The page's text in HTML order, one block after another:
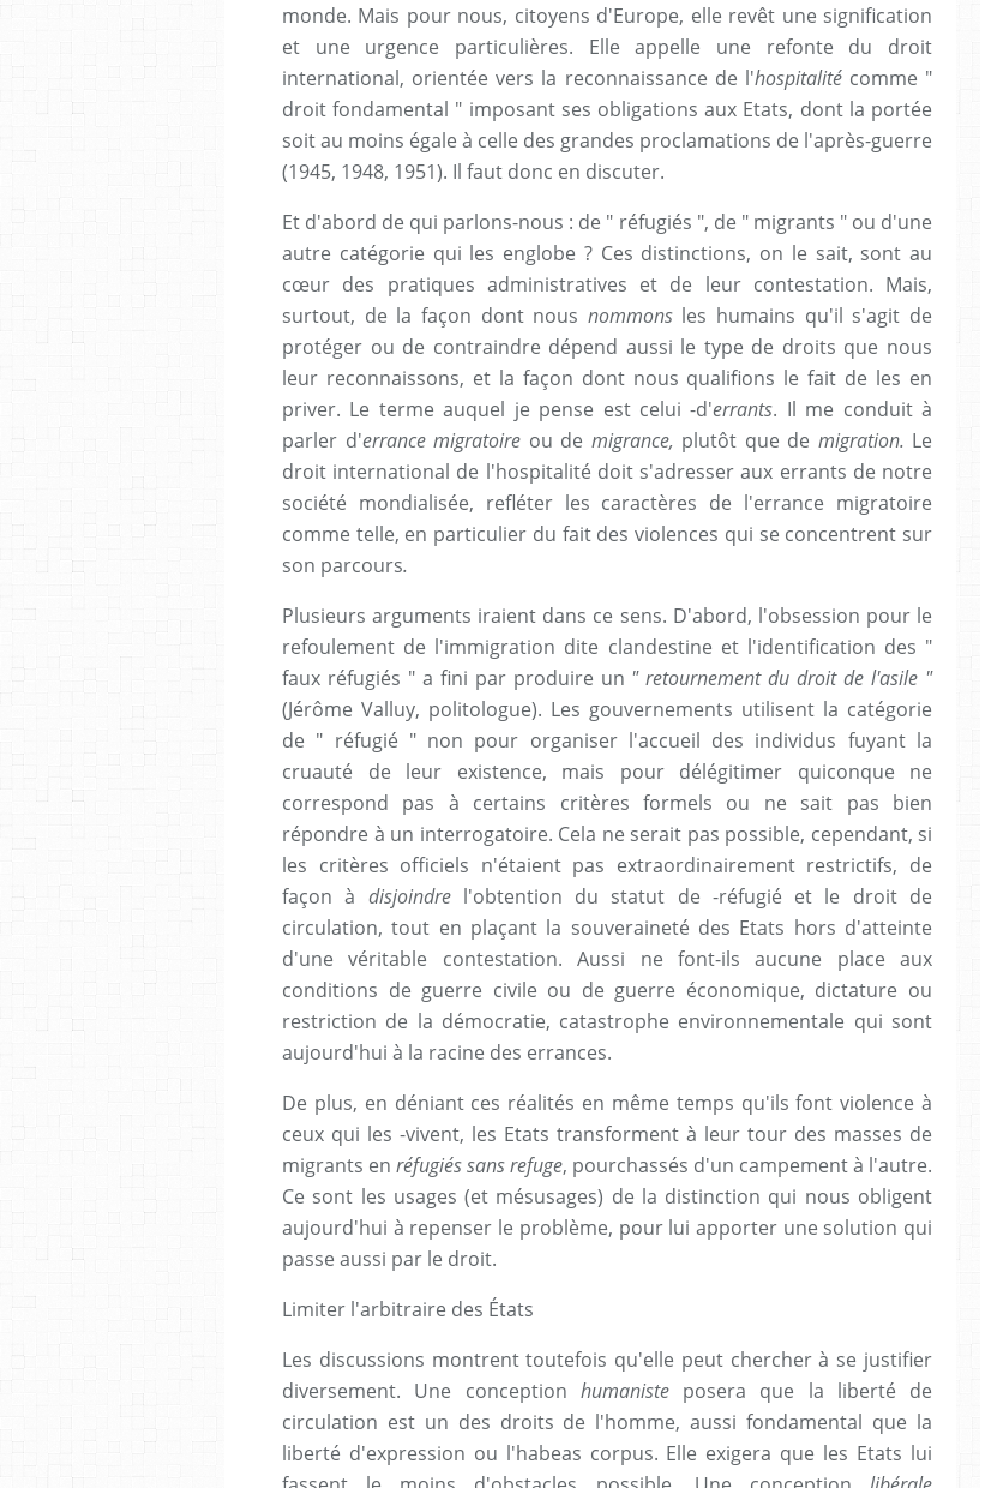
monde. Mais pour nous, citoyens d'Europe, elle revêt une signification
et une urgence particulières. Elle appelle une refonte du droit
international, orientée vers la reconnaissance de l'hospitalitécomme "
droit fondamental " imposant ses obligations aux Etats, dont la portée
soit au moins égale à celle des grandes proclamations de l'après-guerre
(1945, 1948, 1951). Il faut donc en discuter.
Et d'abord de qui parlons-nous : de " réfugiés ", de " migrants " ou d'une
autre catégorie qui les englobe ? Ces distinctions, on le sait, sont au
cœur des pratiques administratives et de leur contestation. Mais,
surtout, de la façon dont nous nommons les humains qu'il s'agit de
protéger ou de contraindre dépend aussi le type de droits que nous
leur reconnaissons, et la façon dont nous qualifions le fait de les en
priver. Le terme auquel je pense est celui -d'errants. Il me conduit à
parler d'errance migratoire ou de migrance, plutôt que de migration. Le
droit international de l'hospitalité doit s'adresser aux errants de notre
société mondialisée, refléter les caractères de l'errance migratoire
comme telle, en particulier du fait des violences qui se concentrent sur
son parcours.
Plusieurs arguments iraient dans ce sens. D'abord, l'obsession pour le
refoulement de l'immigration dite clandestine et l'identification des "
faux réfugiés " a fini par produire un " retournement du droit de l'asile "
(Jérôme Valluy, politologue). Les gouvernements utilisent la catégorie
de " réfugié " non pour organiser l'accueil des individus fuyant la
cruauté de leur existence, mais pour délégitimer quiconque ne
correspond pas à certains critères formels ou ne sait pas bien
répondre à un interrogatoire. Cela ne serait pas possible, cependant, si
les critères officiels n'étaient pas extraordinairement restrictifs, de
façon à disjoindre l'obtention du statut de -réfugié et le droit de
circulation, tout en plaçant la souveraineté des Etats hors d'atteinte
d'une véritable contestation. Aussi ne font-ils aucune place aux
conditions de guerre civile ou de guerre économique, dictature ou
restriction de la démocratie, catastrophe environnementale qui sont
aujourd'hui à la racine des errances.
De plus, en déniant ces réalités en même temps qu'ils font violence à
ceux qui les -vivent, les Etats transforment à leur tour des masses de
migrants en réfugiés sans refuge, pourchassés d'un campement à l'autre.
Ce sont les usages (et mésusages) de la distinction qui nous obligent
aujourd'hui à repenser le problème, pour lui apporter une solution qui
passe aussi par le droit.
Limiter l'arbitraire des États
Les discussions montrent toutefois qu'elle peut chercher à se justifier
diversement. Une conception humanisteposera que la liberté de
circulation est un des droits de l'homme, aussi fondamental que la
liberté d'expression ou l'habeas corpus. Elle exigera que les Etats lui